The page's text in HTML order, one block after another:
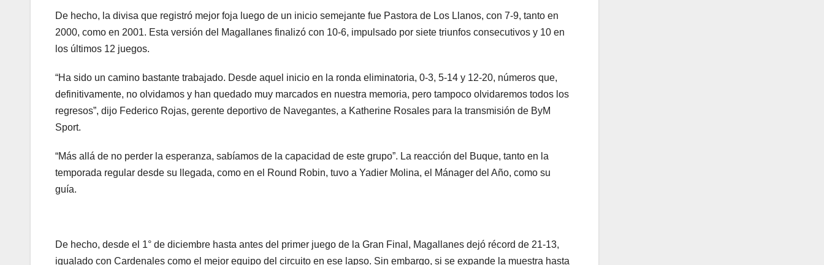
De hecho, la divisa que registró mejor foja luego de un inicio semejante fue Pastora de Los Llanos, con 7-9, tanto en
2000, como en 2001. Esta versión del Magallanes finalizó con 10-6, impulsado por siete triunfos consecutivos y 10 en
los últimos 12 juegos.
“Ha sido un camino bastante trabajado. Desde aquel inicio en la ronda eliminatoria, 0-3, 5-14 y 12-20, números que,
definitivamente, no olvidamos y han quedado muy marcados en nuestra memoria, pero tampoco olvidaremos todos los
regresos”, dijo Federico Rojas, gerente deportivo de Navegantes, a Katherine Rosales para la transmisión de ByM
Sport.
“Más allá de no perder la esperanza, sabíamos de la capacidad de este grupo”. La reacción del Buque, tanto en la
temporada regular desde su llegada, como en el Round Robin, tuvo a Yadier Molina, el Mánager del Año, como su
guía.
De hecho, desde el 1° de diciembre hasta antes del primer juego de la Gran Final, Magallanes dejó récord de 21-13,
igualado con Cardenales como el mejor equipo del circuito en ese lapso. Sin embargo, si se expande la muestra hasta